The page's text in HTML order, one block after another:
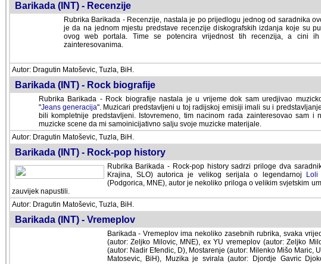
Barikada (INT) - Recenzije
Rubrika Barikada - Recenzije, nastala je po prijedlogu jednog od saradnika
je da na jednom mjestu predstave recenzije diskografskih izdanja koje su
ovog web portala. Time se potencira vrijednost tih recenzija, a cini
zainteresovanima.
Autor: Dragutin Matoševic, Tuzla, BiH.
Barikada (INT) - Rock biografije
Rubrika Barikada - Rock biografije nastala je u vrijeme dok sam uredjivao
"Jeans generacija". Muzicari predstavljeni u toj radijskoj emisiji imali su i
bili kompletnije predstavljeni. Istovremeno, tim nacinom rada zainteresovao sam i
muzicke scene da mi samoinicijativno salju svoje muzicke materijale.
Autor: Dragutin Matoševic, Tuzla, BiH.
Barikada (INT) - Rock-pop history
Rubrika Barikada - Rock-pop history sadrzi priloge dva
Krajina, SLO) autorica je velikog serijala o legendarnoj
Loli
(Podgorica, MNE), autor je nekoliko priloga o velikim svjetskim
zauvijek napustili.
Autor: Dragutin Matoševic, Tuzla, BiH.
Barikada (INT) - Vremeplov
Barikada - Vremeplov ima nekoliko zasebnih rubrika, svaka
(autor: Zeljko Milovic, MNE), ex YU vremeplov (autor: Zeljko
(autor: Nadir Efendic, D), Mostarenje (autor: Milenko Mišo Maric,
Matosevic, BiH), Muzika je svirala (autor: Djordje Gavric